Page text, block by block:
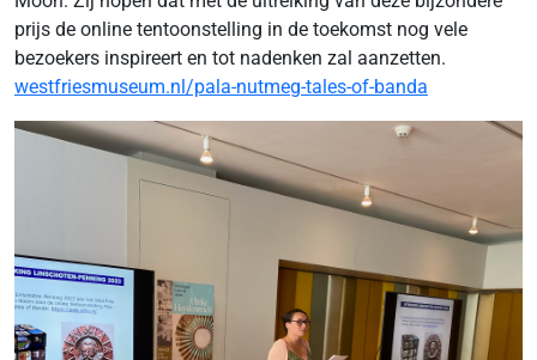
prijs de online tentoonstelling in de toekomst nog vele
bezoekers inspireert en tot nadenken zal aanzetten.
westfriesmuseum.nl/pala-nutmeg-tales-of-banda